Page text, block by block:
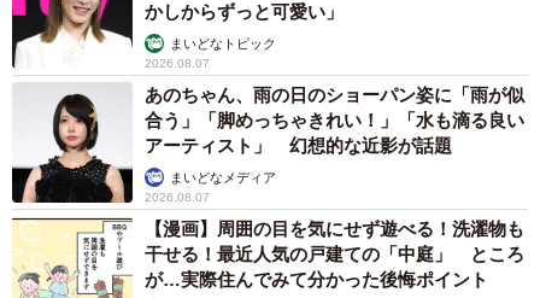
かしからずっと可愛い」
まいどなトピック
2026.08.07
あのちゃん、雨の日のショーパン姿に「雨が似
合う」「脚めっちゃきれい！」「水も滴る良い
アーティスト」 幻想的な近影が話題
まいどなメディア
2026.08.07
【漫画】周囲の目を気にせず遊べる！洗濯物も
干せる！最近人気の戸建ての「中庭」 ところ
が…実際住んでみて分かった後悔ポイント